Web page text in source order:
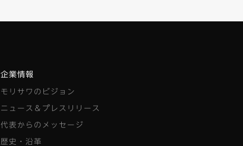
企業情報
モリサワのビジョン
ニュース＆プレスリリース
代表からのメッセージ
歴史・沿革